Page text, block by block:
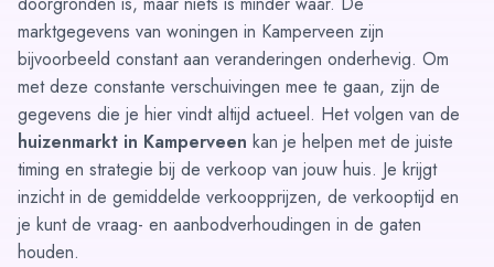
marktgegevens van woningen in Kamperveen zijn
bijvoorbeeld constant aan veranderingen onderhevig. Om
met deze constante verschuivingen mee te gaan, zijn de
gegevens die je hier vindt altijd actueel. Het volgen van de
huizenmarkt in Kamperveen kan je helpen met de juiste
timing en strategie bij de verkoop van jouw huis. Je krijgt
inzicht in de gemiddelde verkoopprijzen, de verkooptijd en
je kunt de vraag- en aanbodverhoudingen in de gaten
houden.